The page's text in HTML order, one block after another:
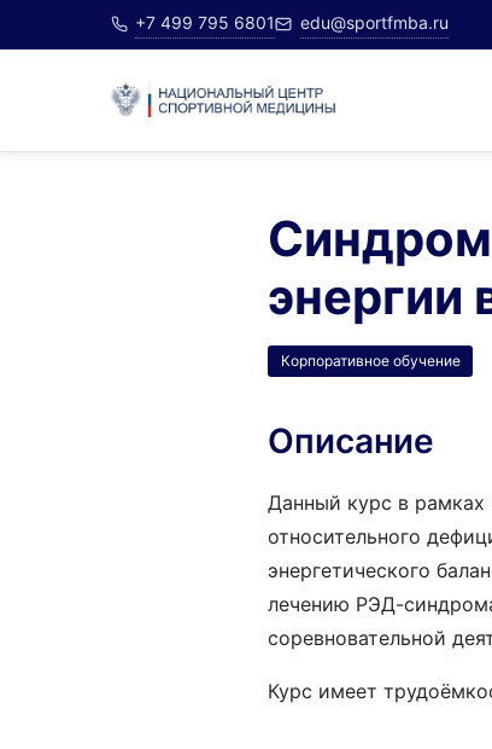
+7 499 795 6801 edu@sportfmba.ru
Синдром
энергии
Корпоративное обучение
Описание
Данный курс в рамках
относительного
энергетического
лечению РЭД-
соревновательной
Курс имеет